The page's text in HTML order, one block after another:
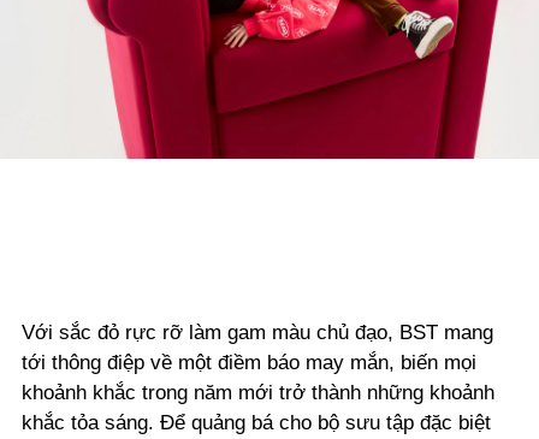
Với sắc đỏ rực rỡ làm gam màu chủ đạo, BST mang
tới thông điệp về một điềm báo may mắn, biến mọi
khoảnh khắc trong năm mới trở thành những khoảnh
khắc tỏa sáng. Để quảng bá cho bộ sưu tập đặc biệt